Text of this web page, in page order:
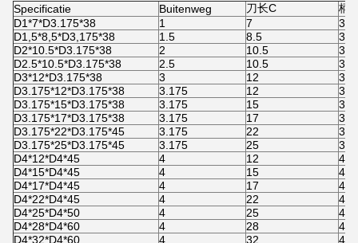
Specificatie Buitenweg 刀长C
柄
D1*7*D3.175*38
1 7
D1,5*8,5*D3,175*38
1.5 8.5
D2*10.5*D3.175*38
2 10.5
D2.5*10.5*D3.175*38
2.5 10.5
D3*12*D3.175*38
3 12
D3.175*12*D3.175*38
3.175 12
D3.175*15*D3.175*38
3.175 15
D3.175*17*D3.175*38
3.175 17
D3.175*22*D3.175*45
3.175 22
D3.175*25*D3.175*45
3.175 25
D4*12*D4*45
4 12
4
D4*15*D4*45
4 15
4
D4*17*D4*45
4 17
4
D4*22*D4*45
4 22
4
D4*25*D4*50
4 25
4
D4*28*D4*60
4 28
4
D4*32*D4*60
4 32
4